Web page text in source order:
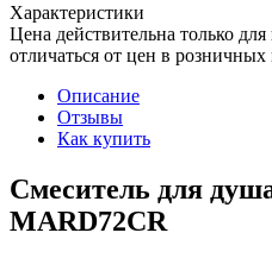
Характеристики
Цена действительна только
отличаться от цен в розничных
Описание
Отзывы
Как купить
Смеситель для
MARD72CR